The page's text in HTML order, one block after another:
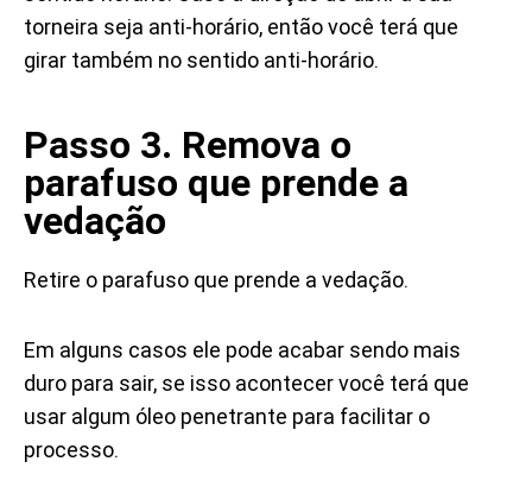
torneira seja anti-horário, então você terá que
girar também no sentido anti-horário.
Passo 3. Remova o
parafuso que prende a
vedação
Retire o parafuso que prende a vedação.
Em alguns casos ele pode acabar sendo mais
duro para sair, se isso acontecer você terá que
usar algum óleo penetrante para facilitar o
processo.